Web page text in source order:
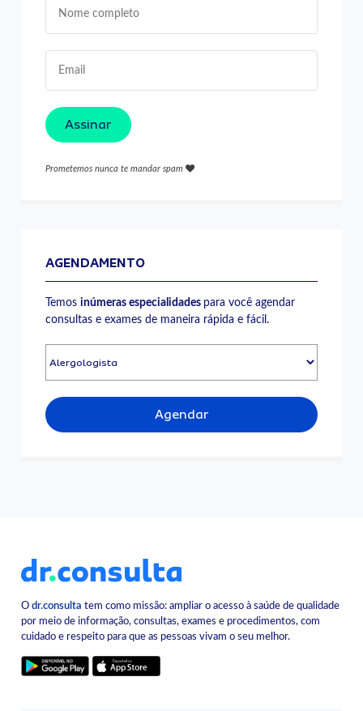
Assinar
Prometemos nunca te mandar spam
AGENDAMENTO
Temosinúmeras especialidades para você agendar
consultas e exames de maneira rápida e fácil.
Agendar
Odr.consulta tem como missão: ampliar o acesso à saúde de qualidade
por meio de informação, consultas, exames e procedimentos, com
cuidado e respeito para que as pessoas vivam o seu melhor.